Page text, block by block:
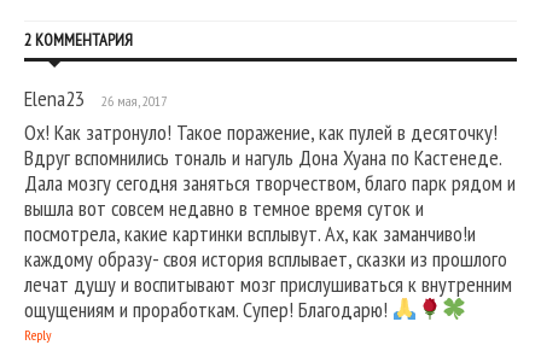
2 КОММЕНТАРИЯ
Elena23 26 мая, 2017
Ох! Как затронуло! Такое поражение, как пулей в десяточку!
Вдруг вспомнились тональ и нагуль Дона Хуана по Кастенеде.
Дала мозгу сегодня заняться творчеством, благо парк рядом и
вышла вот совсем недавно в темное время суток и
посмотрела, какие картинки всплывут. Ах, как заманчиво!и
каждому образу- своя история всплывает, сказки из прошлого
лечат душу и воспитывают мозг прислушиваться к внутренним
ощущениям и проработкам. Супер! Благодарю!
Reply